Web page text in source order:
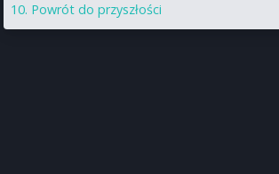
Powrót do przyszłości